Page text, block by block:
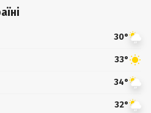
30°
33°
34°
32°